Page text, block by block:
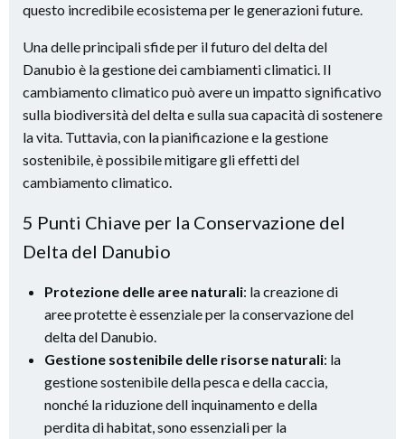
questo incredibile ecosistema per le generazioni future.
Una delle principali sfide per il futuro del delta del
Danubio è la gestione dei cambiamenti climatici. Il
cambiamento climatico può avere un impatto significativo
sulla biodiversità del delta e sulla sua capacità di sostenere
la vita. Tuttavia, con la pianificazione e la gestione
sostenibile, è possibile mitigare gli effetti del
cambiamento climatico.
5 Punti Chiave per la Conservazione del
Delta del Danubio
Protezione delle aree naturali: la creazione di
aree protette è essenziale per la conservazione del
delta del Danubio.
Gestione sostenibile delle risorse naturali: la
gestione sostenibile della pesca e della caccia,
nonché la riduzione dell inquinamento e della
perdita di habitat, sono essenziali per la